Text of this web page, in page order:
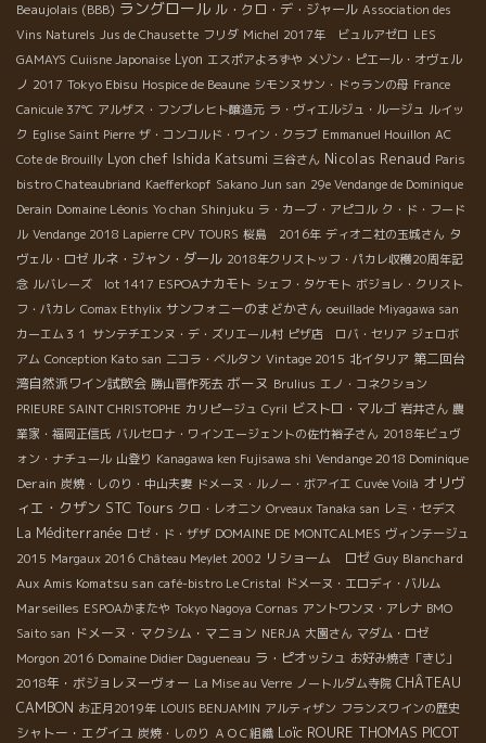
Beaujolais (BBB) ラングロール ル・クロ・デ・ジャール Association des
Vins Naturels Jus de Chausette フリダ Michel 2017年 ビュルアゼロ LES
GAMAYS Cuiisne Japonaise Lyon エスポアよろずや メゾン・ピエール・オヴェル
ノ 2017 Tokyo Ebisu Hospice de Beaune シモンヌサン・ドゥランの母 France
Canicule 37℃ アルザス・フンブレヒト醸造元 ラ・ヴィエルジュ・ルージュ ルイッ
ク Eglise Saint Pierre ザ・コンコルド・ワイン・クラブ Emmanuel Houillon AC
Cote de Brouilly Lyon chef Ishida Katsumi 三谷さん Nicolas Renaud Paris
bistro Chateaubriand Kaefferkopf Sakano Jun san 29e Vendange de Dominique
Derain Domaine Léonis Yo chan Shinjuku ラ・カーブ・アピコル ク・ド・フード
ル Vendange 2018 Lapierre CPV TOURS 桜島 2016年 ディオニ社の玉城さん タ
ヴェル・ロゼ ルネ・ジャン・ダール 2018年クリストッフ・パカレ収穫20周年記
念 ルバレーズ lot 1417 ESPOAナカモト シェフ・タケモト ボジョレ・クリスト
フ・パカレ Comax Ethylix サンフォニーのまどかさん oeuillade Miyagawa san
カーエム３１ サンテチエンヌ・デ・ズリエール村 ピザ店 ロバ・セリア ジェロボ
アム Conception Kato san ニコラ・ベルタン Vintage 2015 北イタリア 第二回台
湾自然派ワイン試飲会 勝山晋作死去 ボーヌ Brulius エノ・コネクション
PRIEURE SAINT CHRISTOPHE カリピージュ Cyril ビストロ・マルゴ 岩井さん 農
業家・福岡正信氏 バルセロナ・ワインエージェントの佐竹裕子さん 2018年ビュヴ
ォン・ナチュール 山登り Kanagawa ken Fujisawa shi Vendange 2018 Dominique
Derain 炭焼・しのり・中山夫妻 ドメーヌ・ルノー・ボアイエ Cuvée Voilà オリヴ
ィエ・クザン STC Tours クロ・レオニン Orveaux Tanaka san レミ・セデス
La Méditerranée ロゼ・ド・ザザ DOMAINE DE MONTCALMES ヴィンテージュ
2015 Margaux 2016 Château Meylet 2002 リショーム ロゼ Guy Blanchard
Aux Amis Komatsu san café-bistro Le Cristal ドメーヌ・エロディ・バルム
Marseilles ESPOAかまたや Tokyo Nagoya Cornas アントワンヌ・アレナ BMO
Saito san ドメーヌ・マクシム・マニョン NERJA 大園さん マダム・ロゼ
Morgon 2016 Domaine Didier Dagueneau ラ・ピオッシュ お好み焼き「きじ」
2018年・ボジョレヌーヴォー La Mise au Verre ノートルダム寺院 CHÂTEAU
CAMBON お正月2019年 LOUIS BENJAMIN アルティザン フランスワインの歴史
シャトー・エグイユ 炭焼・しのり ＡＯＣ組織 Loïc ROURE THOMAS PICOT